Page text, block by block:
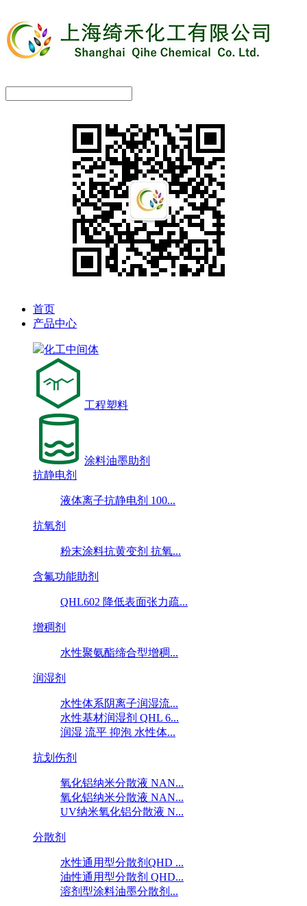
首页
产品中心
化工中间体
工程塑料
涂料油墨助剂
抗静电剂
液体离子抗静电剂 100...
抗氧剂
粉末涂料抗黄变剂 抗氧...
含氟功能助剂
QHL602 降低表面张力疏...
增稠剂
水性聚氨酯缔合型增稠...
润湿剂
水性体系阴离子润湿流...
水性基材润湿剂 QHL 6...
润湿 流平 抑泡 水性体...
抗划伤剂
氧化铝纳米分散液 NAN...
氧化铝纳米分散液 NAN...
UV纳米氧化铝分散液 N...
分散剂
水性通用型分散剂QHD ...
油性通用型分散剂 QHD...
溶剂型涂料油墨分散剂...